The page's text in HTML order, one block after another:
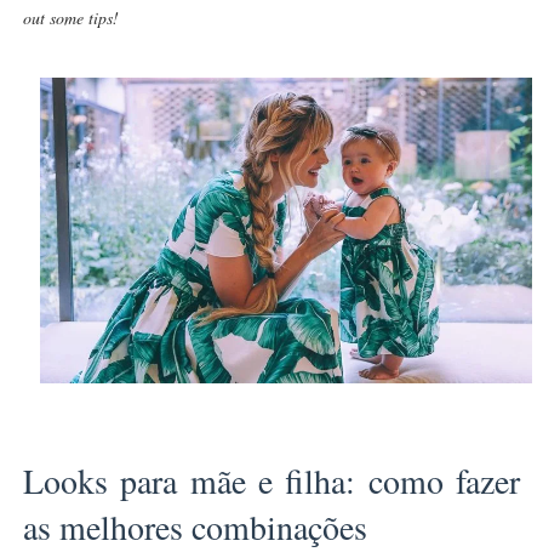
out some tips!
Looks para mãe e filha: como fazer
as melhores combinações